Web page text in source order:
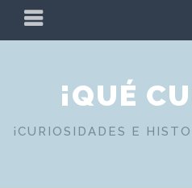
PRIMARY
MENU
¡QUÉ
¡CURIOSIDADES E